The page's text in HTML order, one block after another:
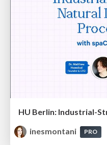
inesmontani
PRO